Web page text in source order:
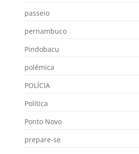
passeio
pernambuco
Pindobacu
polêmica
POLÍCIA
Política
Ponto Novo
prepare-se